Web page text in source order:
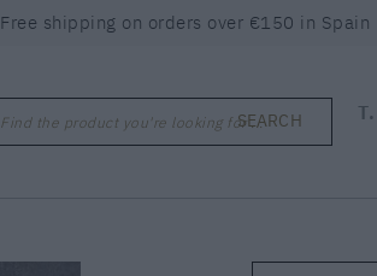
Free shipping on orders over €150 in Spain
Find the product you're looking for ...SEARCH T.